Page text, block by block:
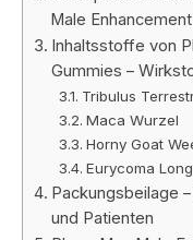
Male
Inhaltsstoffe von
Gummies –
Tribulus
Maca Wurzel
Horny Goat
Eurycoma
Packungsbeilage
und Patienten